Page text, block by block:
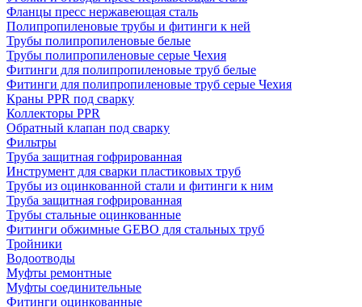
Фланцы пресс нержавеющая сталь
Полипропиленовые трубы и фитинги к ней
Трубы полипропиленовые белые
Трубы полипропиленовые серые Чехия
Фитинги для полипропиленовые труб белые
Фитинги для полипропиленовые труб серые Чехия
Краны PPR под сварку
Коллекторы PPR
Обратный клапан под сварку
Фильтры
Труба защитная гофрированная
Инструмент для сварки пластиковых труб
Трубы из оцинкованной стали и фитинги к ним
Труба защитная гофрированная
Трубы стальные оцинкованные
Фитинги обжимные GEBO для стальных труб
Тройники
Водоотводы
Муфты ремонтные
Муфты соединительные
Фитинги оцинкованные